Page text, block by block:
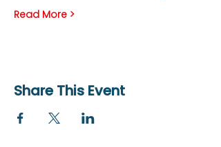
Read More >
Share This Event